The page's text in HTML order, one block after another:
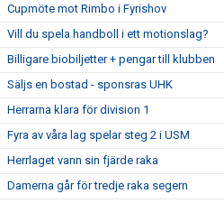
Cupmöte mot Rimbo i Fyrishov
Vill du spela handboll i ett motionslag?
Billigare biobiljetter + pengar till klubben
Säljs en bostad - sponsras UHK
Herrarna klara för division 1
Fyra av våra lag spelar steg 2 i USM
Herrlaget vann sin fjärde raka
Damerna går för tredje raka segern